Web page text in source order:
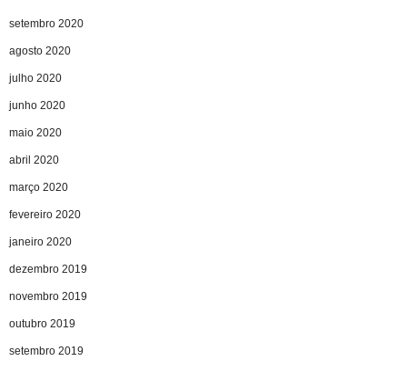
setembro 2020
agosto 2020
julho 2020
junho 2020
maio 2020
abril 2020
março 2020
fevereiro 2020
janeiro 2020
dezembro 2019
novembro 2019
outubro 2019
setembro 2019